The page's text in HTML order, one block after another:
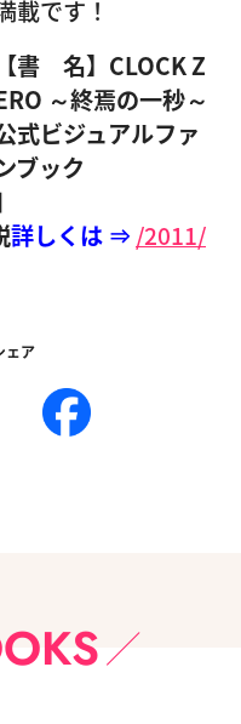
載です！
【書 名】CLOCK Z
～終焉の一秒～
式ビジュアルファ
ブック
詳しくは ⇒ /2011/
ェア